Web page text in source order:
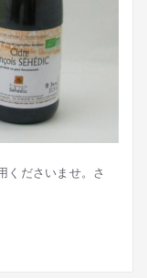
くださいませ。さ